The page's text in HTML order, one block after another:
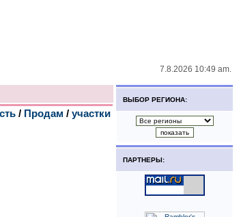
7.8.2026 10:49 am.
/ Продам / участки
ВЫБОР РЕГИОНА:
ПАРТНЕРЫ: